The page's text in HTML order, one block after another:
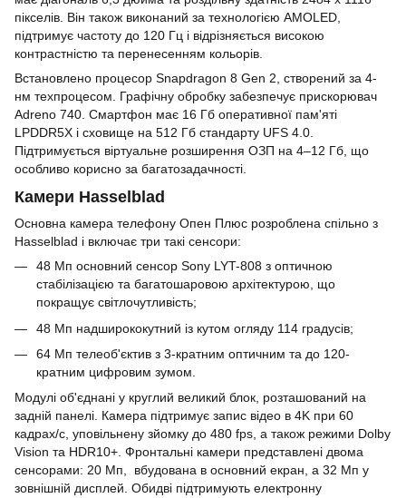
пікселів. Він також виконаний за технологією AMOLED,
підтримує частоту до 120 Гц і відрізняється високою
контрастністю та перенесенням кольорів.
Встановлено процесор Snapdragon 8 Gen 2, створений за 4-
нм техпроцесом. Графічну обробку забезпечує прискорювач
Adreno 740. Смартфон має 16 Гб оперативної пам'яті
LPDDR5X і сховище на 512 Гб стандарту UFS 4.0.
Підтримується віртуальне розширення ОЗП на 4–12 Гб, що
особливо корисно за багатозадачності.
Камери Hasselblad
Основна камера телефону Опен Плюс розроблена спільно з
Hasselblad і включає три такі сенсори:
48 Мп основний сенсор Sony LYT-808 з оптичною
стабілізацією та багатошаровою архітектурою, що
покращує світлочутливість;
48 Мп надширококутний із кутом огляду 114 градусів;
64 Мп телеоб'єктив з 3-кратним оптичним та до 120-
кратним цифровим зумом.
Модулі об'єднані у круглий великий блок, розташований на
задній панелі. Камера підтримує запис відео в 4K при 60
кадрах/с, уповільнену зйомку до 480 fps, а також режими Dolby
Vision та HDR10+. Фронтальні камери представлені двома
сенсорами: 20 Мп, вбудована в основний екран, а 32 Мп у
зовнішній дисплей. Обидві підтримують електронну